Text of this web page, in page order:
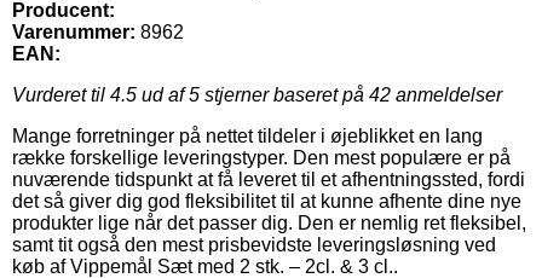
Producent:
Varenummer: 8962
EAN:
Vurderet til 4.5 ud af 5 stjerner baseret på 42 anmeldelser
Mange forretninger på nettet tildeler i øjeblikket en lang
række forskellige leveringstyper. Den mest populære er på
nuværende tidspunkt at få leveret til et afhentningssted, fordi
det så giver dig god fleksibilitet til at kunne afhente dine nye
produkter lige når det passer dig. Den er nemlig ret fleksibel,
samt tit også den mest prisbevidste leveringsløsning ved
køb af Vippemål Sæt med 2 stk. – 2cl. & 3 cl..